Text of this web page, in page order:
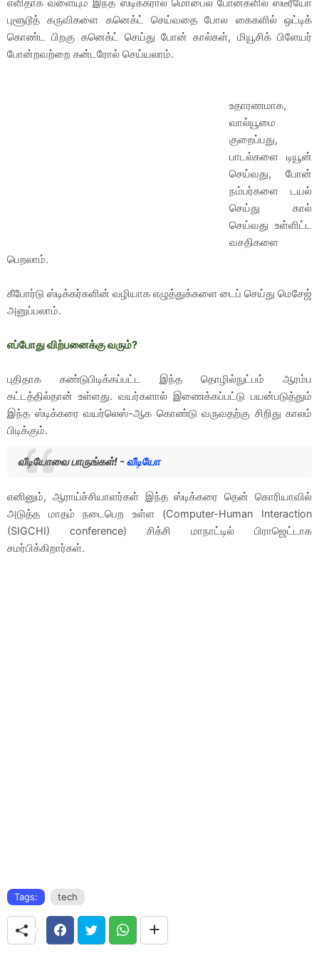
எளிதாக வளையும் இந்த ஸ்டிக்கரால் மொபைல் போன்களில் ஸ்டீரீயோ
புளூடூத் கருவிகளை கனெக்ட் செய்வதை போல கைகளில் ஒட்டிக்
கொண்ட பிறகு கனெக்ட் செய்து போன் கால்கள், மியூசிக் பிளேயர்
போன்றவற்றை கன்டரோல் செய்யலாம்.
உதாரணமாக,
வால்யூமை
குறைப்பது,
பாடல்களை டியூன்
செய்வது, போன்
நம்பர்களை டயல்
செய்து கால்
செய்வது உள்ளிட்ட
வசதிகளை
பெறலாம்.
கீபோர்டு ஸ்டிக்கர்களின் வழியாக எழுத்துக்களை டைப் செய்து மெசேஜ்
அனுப்பலாம்.
எப்போது விற்பனைக்கு வரும்?
புதிதாக கண்டுபிடிக்கப்பட்ட இந்த தொழில்நுட்பம் ஆரம்ப
கட்டத்தில்தான் உள்ளது. வயர்களால் இணைக்கப்பட்டு பயன்படுத்தும்
இந்த ஸ்டிக்கரை வயர்லெஸ்-ஆக கொண்டு வருவதற்கு சிறிது காலம்
பிடிக்கும்.
வீடியோவை பாருங்கள்! -வீடியோ
எனினும், ஆராய்ச்சியாளர்கள் இந்த ஸ்டிக்கரை தென் கொரியாவில்
அடுத்த மாதம் நடைபெற உள்ள (Computer-Human Interaction
(SIGCHI) conference) சிக்சி மாநாட்டில் பிராஜெட்டாக
சமர்பிக்கிறார்கள்.
Tags: tech